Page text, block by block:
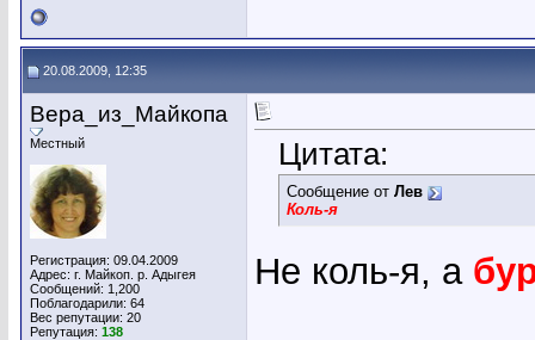
20.08.2009, 12:35
Вера_из_Майкопа
Местный
Регистрация: 09.04.2009
Адрес: г. Майкоп. р. Адыгея
Сообщений: 1,200
Поблагодарили: 64
Вес репутации: 20
Репутация: 138
Цитата:
Сообщение от Лев
Коль-я
Не коль-я, а